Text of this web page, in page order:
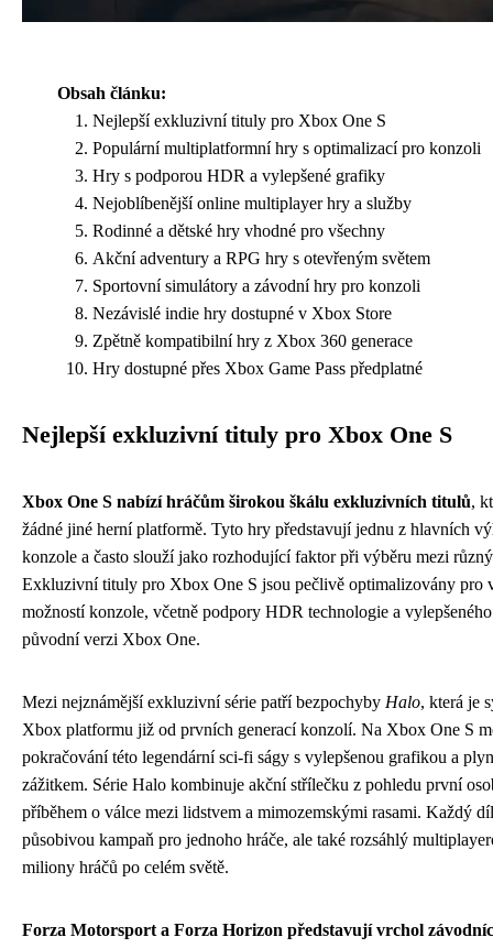
Obsah článku:
Nejlepší exkluzivní tituly pro Xbox One S
Populární multiplatformní hry s optimalizací pro konzoli
Hry s podporou HDR a vylepšené grafiky
Nejoblíbenější online multiplayer hry a služby
Rodinné a dětské hry vhodné pro všechny
Akční adventury a RPG hry s otevřeným světem
Sportovní simulátory a závodní hry pro konzoli
Nezávislé indie hry dostupné v Xbox Store
Zpětně kompatibilní hry z Xbox 360 generace
Hry dostupné přes Xbox Game Pass předplatné
Nejlepší exkluzivní tituly pro Xbox One S
Xbox One S nabízí hráčům širokou škálu exkluzivních titulů,
žádné jiné herní platformě. Tyto hry představují jednu z hlavních
konzole a často slouží jako rozhodující faktor při výběru mezi
Exkluzivní tituly pro Xbox One S jsou pečlivě optimalizovány pro
možností konzole, včetně podpory HDR technologie a
původní verzi Xbox One.
Mezi nejznámější exkluzivní série patří bezpochyby Halo, která je
Xbox platformu již od prvních generací konzolí. Na Xbox One S
pokračování této legendární sci-fi ságy s vylepšenou grafikou a
zážitkem. Série Halo kombinuje akční střílečku z pohledu první
příběhem o válce mezi lidstvem a mimozemskými rasami. Každý
působivou kampaň pro jednoho hráče, ale také rozsáhlý
miliony hráčů po celém světě.
Forza Motorsport a Forza Horizon představují vrchol